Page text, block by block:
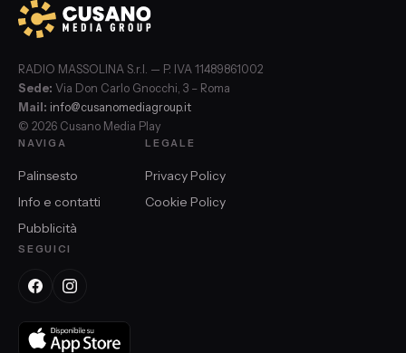
RADIO MASSOLINA S.r.l. — P. IVA 11489861002
Sede: Via Don Carlo Gnocchi, 3 – Roma
Mail: info@cusanomediagroup.it
© 2026 Cusano Media Play
NAVIGA
Palinsesto
Info e contatti
Pubblicità
LEGALE
Privacy Policy
Cookie Policy
SEGUICI